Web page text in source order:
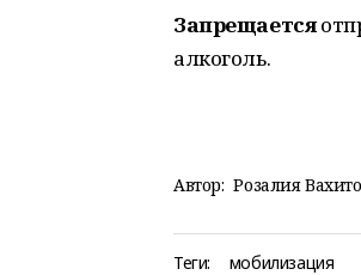
Запрещается
алкоголь.
Автор: Розалия
Теги: мобилизация